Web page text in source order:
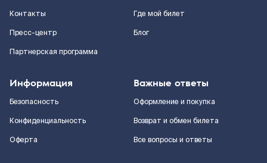
Контакты
Пресс-центр
Партнерская программа
Где мой билет
Блог
Информация
Безопасность
Конфиденциальность
Оферта
Важные ответы
Оформление и покупка
Возврат и обмен билета
Все вопросы и ответы